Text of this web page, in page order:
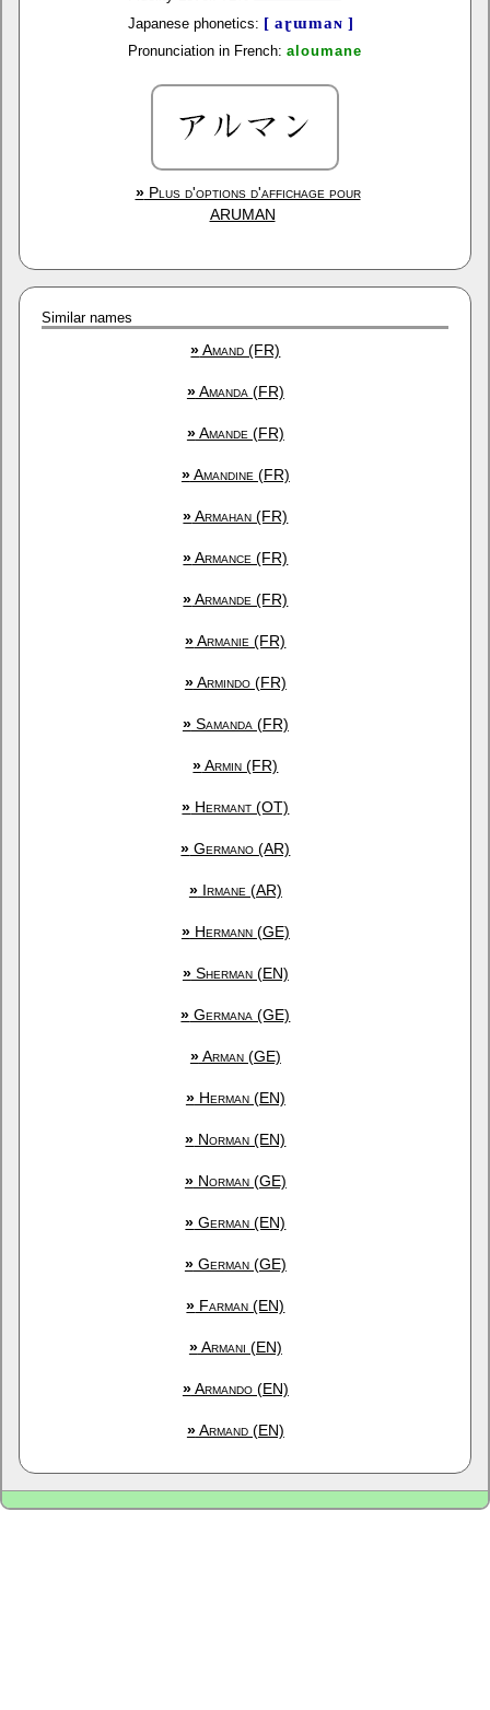
Japanese phonetics: [ aɽɯmaɴ ]
Pronunciation in French: aloumane
»Plus d'options d'affichage pour
ARUMAN
Similar names
»Amand (FR)
»Amanda (FR)
»Amande (FR)
»Amandine (FR)
»Armahan (FR)
»Armance (FR)
»Armande (FR)
»Armanie (FR)
»Armindo (FR)
»Samanda (FR)
»Armin (FR)
» Hermant (OT)
» Germano (AR)
»Irmane (AR)
»Hermann (GE)
»Sherman (EN)
» Germana (GE)
»Arman (GE)
»Herman (EN)
» Norman (EN)
»Norman (GE)
» German (EN)
»German (GE)
» Farman (EN)
»Armani (EN)
»Armando (EN)
»Armand (EN)